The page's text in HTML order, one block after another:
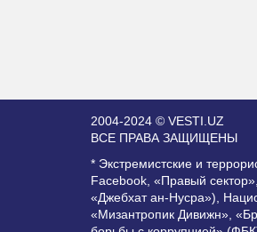
2004-2024 © VESTI.UZ
ВСЕ ПРАВА ЗАЩИЩЕНЫ
* Экстремистские и
Facebook, «Правый
«Джебхат ан-Нусра»),
«Мизантропик Дивижн»,